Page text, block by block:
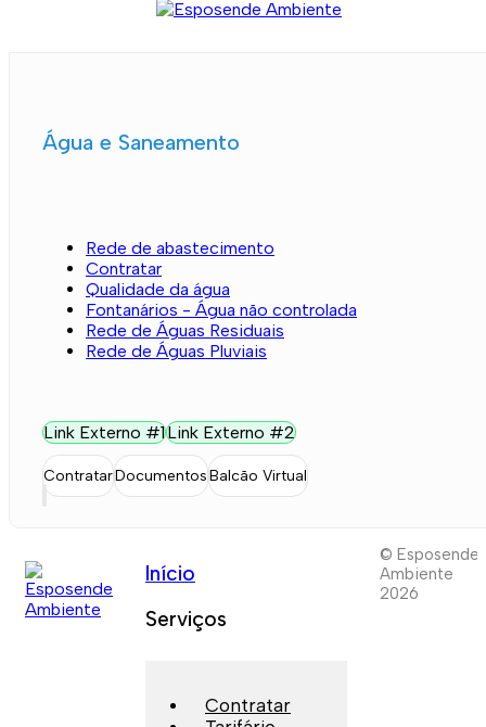
Água e Saneamento
Rede de abastecimento
Contratar
Qualidade da água
Fontanários - Água não controlada
Rede de Águas Residuais
Rede de Águas Pluviais
Link Externo #1Link Externo #2
ContratarDocumentosBalcão Virtual
Início
Serviços
Contratar
© Esposende
Ambiente
2026